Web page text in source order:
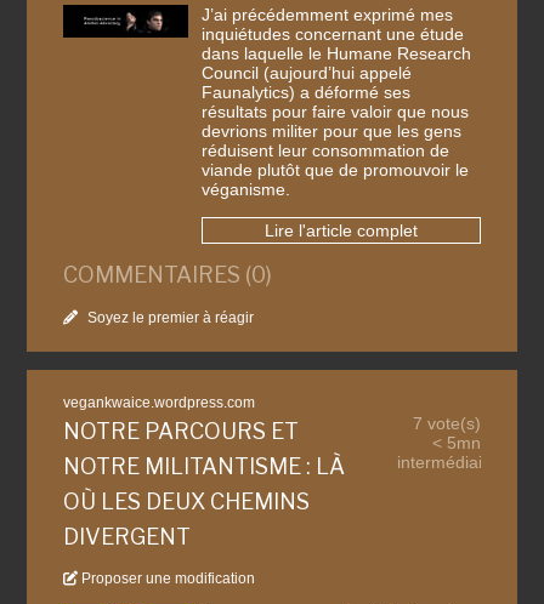
J’ai précédemment exprimé mes
inquiétudes concernant une étude
dans laquelle le Humane Research
Council (aujourd’hui appelé
Faunalytics) a déformé ses
résultats pour faire valoir que nous
devrions militer pour que les gens
réduisent leur consommation de
viande plutôt que de promouvoir le
véganisme.
Lire l'article complet
COMMENTAIRES (0)
Soyez le premier à réagir
vegankwaice.wordpress.com
NOTRE PARCOURS ET
NOTRE MILITANTISME : LÀ
OÙ LES DEUX CHEMINS
DIVERGENT
Proposer une modification
7 vote(s)
< 5mn
intermédiaire